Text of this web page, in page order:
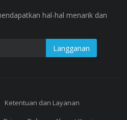
hal-hal menarik dan
Ketentuan dan Layanan